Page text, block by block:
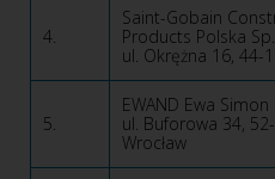
4.
Saint-Gobain
Products Polska
ul. Okrężna 16, 44-
5.
EWAND Ewa
ul. Buforowa 34,
Wrocław